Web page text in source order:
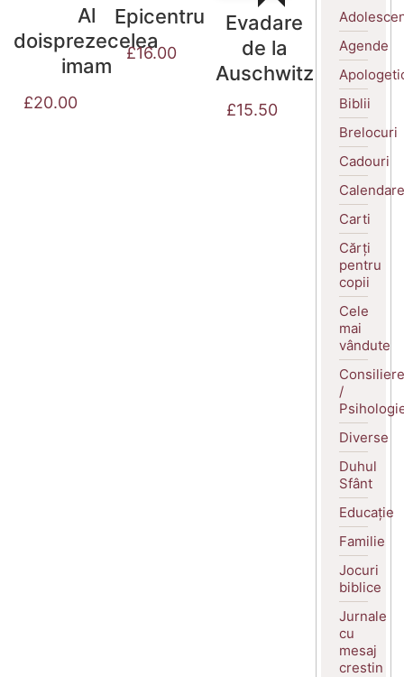
Al
doisprezecelea
imam
£20.00
Epicentru
£16.00
Evadare
de la
Auschwitz
£15.50
Agende
Biblii
Brelocuri
Cadouri
Calendare
Carti
Cărți
pentru
copii
Cele
mai
vândute
Consiliere
/
Diverse
Duhul
Sfânt
Educație
Familie
Jocuri
biblice
Jurnale
cu
mesaj
crestin